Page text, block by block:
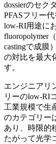
dossierのセク
PFASフリー
low-RI用途に
fluoropolymer
castingで成膜
の対比を最大
す。
エンジニアリ
リーのlow-RI
工業規模で生
のカテゴリー
あり、時限的
たがって光学